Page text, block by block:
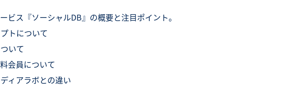
ビス『ソーシャルDB』の概要と注目ポイント。
トについて
いて
会員について
ィアラボとの違い